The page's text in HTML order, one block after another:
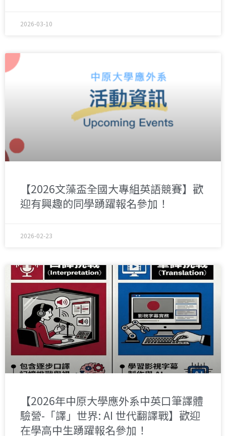
2026-03-10
【2026文藻盃全國大專組英語競賽】歡
迎有興趣的同學踴躍報名參加！
2026-02-23
【2026年中原大學應外系中英口筆譯體
驗營-「譯」世界: AI 世代翻譯戰】歡迎
在學高中生踴躍報名參加！